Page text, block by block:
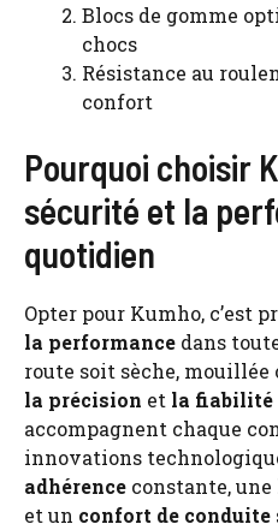
Blocs de gomme
chocs
Résistance au
confort
Pourquoi choisir
sécurité et la
quotidien
Opter pour Kumho, c’est
la performance dans
route soit sèche, mouillée
la précision et la fiabilité
accompagnent chaque
innovations
adhérence constante, une
et un confort de conduite